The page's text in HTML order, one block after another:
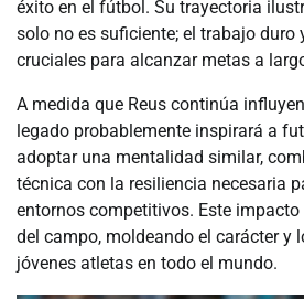
éxito en el fútbol. Su trayectoria
solo no es suficiente; el trabajo duro
cruciales para alcanzar metas a
A medida que Reus continúa
legado probablemente inspirará a
adoptar una mentalidad similar,
técnica con la resiliencia necesaria
entornos competitivos. Este
del campo, moldeando el carácter y
jóvenes atletas en todo el mundo.